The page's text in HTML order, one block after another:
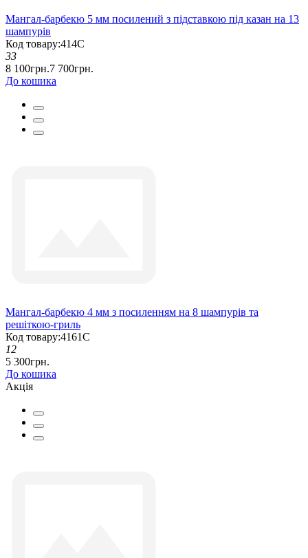
Мангал-барбекю 5 мм посилений з підставкою під казан на 13
шампурів
Код товару:414С
33
8 100грн.7 700грн.
До кошика
Мангал-барбекю 4 мм з посиленням на 8 шампурів та
решіткою-гриль
Код товару:4161С
12
5 300грн.
До кошика
Акція